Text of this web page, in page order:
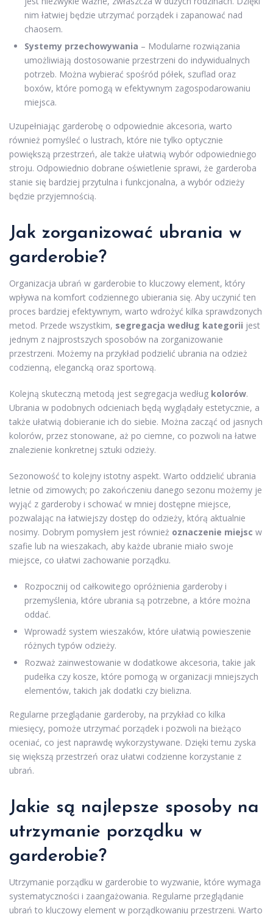
nim łatwiej będzie utrzymać porządek i zapanować nad
chaosem.
Systemy przechowywania – Modularne rozwiązania
umożliwiają dostosowanie przestrzeni do indywidualnych
potrzeb. Można wybierać spośród półek, szuflad oraz
boxów, które pomogą w efektywnym zagospodarowaniu
miejsca.
Uzupełniając garderobę o odpowiednie akcesoria, warto
również pomyśleć o lustrach, które nie tylko optycznie
powiększą przestrzeń, ale także ułatwią wybór odpowiedniego
stroju. Odpowiednio dobrane oświetlenie sprawi, że garderoba
stanie się bardziej przytulna i funkcjonalna, a wybór odzieży
będzie przyjemnością.
Jak zorganizować ubrania w
garderobie?
Organizacja ubrań w garderobie to kluczowy element, który
wpływa na komfort codziennego ubierania się. Aby uczynić ten
proces bardziej efektywnym, warto wdrożyć kilka sprawdzonych
metod. Przede wszystkim, segregacja według kategorii jest
jednym z najprostszych sposobów na zorganizowanie
przestrzeni. Możemy na przykład podzielić ubrania na odzież
codzienną, elegancką oraz sportową.
Kolejną skuteczną metodą jest segregacja według kolorów.
Ubrania w podobnych odcieniach będą wyglądały estetycznie, a
także ułatwią dobieranie ich do siebie. Można zacząć od jasnych
kolorów, przez stonowane, aż po ciemne, co pozwoli na łatwe
znalezienie konkretnej sztuki odzieży.
Sezonowość to kolejny istotny aspekt. Warto oddzielić ubrania
letnie od zimowych; po zakończeniu danego sezonu możemy je
wyjąć z garderoby i schować w mniej dostępne miejsce,
pozwalając na łatwiejszy dostęp do odzieży, którą aktualnie
nosimy. Dobrym pomysłem jest również oznaczenie miejsc w
szafie lub na wieszakach, aby każde ubranie miało swoje
miejsce, co ułatwi zachowanie porządku.
Rozpocznij od całkowitego opróżnienia garderoby i
przemyślenia, które ubrania są potrzebne, a które można
oddać.
Wprowadź system wieszaków, które ułatwią powieszenie
różnych typów odzieży.
Rozważ zainwestowanie w dodatkowe akcesoria, takie jak
pudełka czy kosze, które pomogą w organizacji mniejszych
elementów, takich jak dodatki czy bielizna.
Regularne przeglądanie garderoby, na przykład co kilka
miesięcy, pomoże utrzymać porządek i pozwoli na bieżąco
oceniać, co jest naprawdę wykorzystywane. Dzięki temu zyska
się większą przestrzeń oraz ułatwi codzienne korzystanie z
ubrań.
Jakie są najlepsze sposoby na
utrzymanie porządku w
garderobie?
Utrzymanie porządku w garderobie to wyzwanie, które wymaga
systematyczności i zaangażowania. Regularne przeglądanie
ubrań to kluczowy element w porządkowaniu przestrzeni. Warto